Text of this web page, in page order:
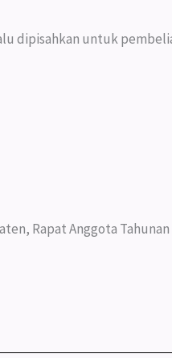
dipisahkan untuk
Rapat Anggota